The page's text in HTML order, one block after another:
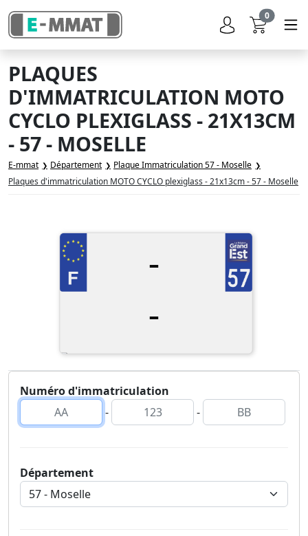
0
PLAQUES
D'IMMATRICULATION MOTO
CYCLO PLEXIGLASS - 21X13CM
- 57 - MOSELLE
E-mmat Département
Plaque Immatriculation 57 - Moselle
Plaques d'immatriculation MOTO CYCLO plexiglass - 21x13cm - 57 - Moselle
-
-
Numéro d'immatriculation
-
-
Département